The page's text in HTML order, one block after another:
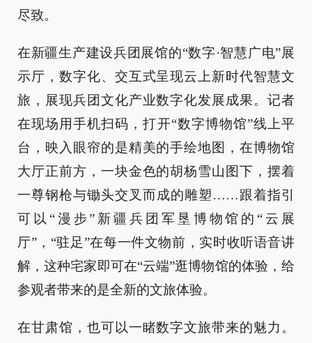
尽致。
在新疆生产建设兵团展馆的“数字·智慧广电”展
示厅，数字化、交互式呈现云上新时代智慧文
旅，展现兵团文化产业数字化发展成果。记者
在现场用手机扫码，打开“数字博物馆”线上平
台，映入眼帘的是精美的手绘地图，在博物馆
大厅正前方，一块金色的胡杨雪山图下，摆着
一尊钢枪与锄头交叉而成的雕塑……跟着指引
可以“漫步”新疆兵团军垦博物馆的“云展
厅”，“驻足”在每一件文物前，实时收听语音讲
解，这种宅家即可在“云端”逛博物馆的体验，给
参观者带来的是全新的文旅体验。
在甘肃馆，也可以一睹数字文旅带来的魅力。